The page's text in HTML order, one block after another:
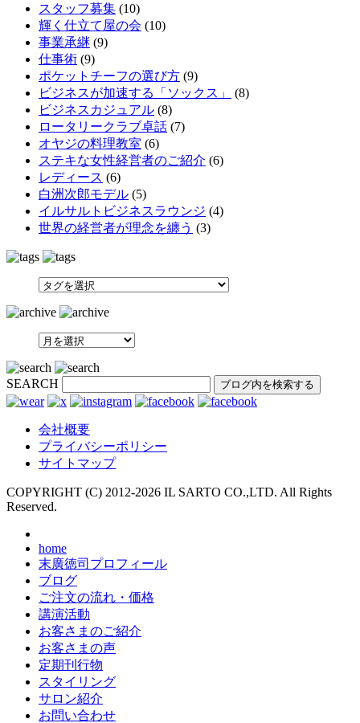
スタッフ募集 (10)
輝く仕立て屋の会 (10)
事業承継 (9)
仕事術 (9)
ポケットチーフの選び方 (9)
ビジネスが加速する「ソックス」
(8)
ビジネスカジュアル (8)
ロータリークラブ卓話 (7)
オヤジの料理教室 (6)
ステキな女性経営者のご紹介 (6)
レディース (6)
白洲次郎モデル (5)
イルサルトビジネスラウンジ (4)
世界の経営者が理念を纏う (3)
SEARCH
会社概要
プライバシーポリシー
サイトマップ
COPYRIGHT (C) 2012-2026 IL SARTO CO.,LTD. All Rights
Reserved.
home
末廣徳司プロフィール
ブログ
ご注文の流れ・価格
講演活動
お客さまのご紹介
お客さまの声
定期刊行物
スタイリング
サロン紹介
お問い合わせ